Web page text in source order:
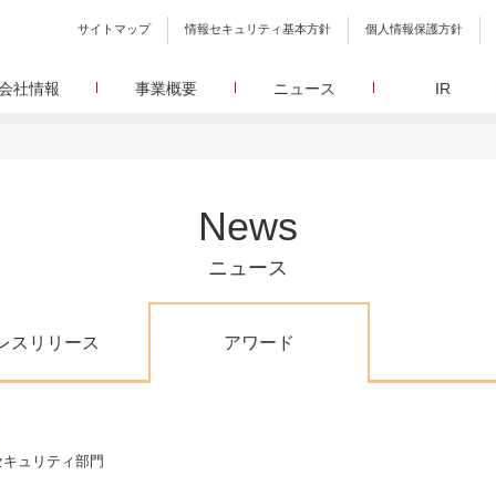
サイトマップ 情報セキュリティ基本方針 個人情報保護方針
社情報
イードのこれまでの歩み
グループ会社 イードのグループ会社のご紹介
アクセス
事業概要
によって、マーケッティングの課題解決を支援します。
事業者向けにショップ運営ASPシステムを提供しています。
ニュース IR
広報
News
ニュース
スリリース アワード
ュリティ部門